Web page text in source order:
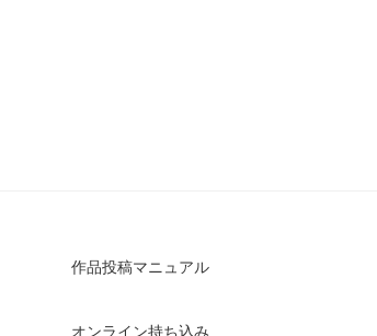
作品投稿マニュアル
オンライン持ち込み